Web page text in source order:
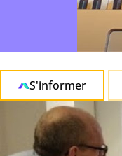
S'informer